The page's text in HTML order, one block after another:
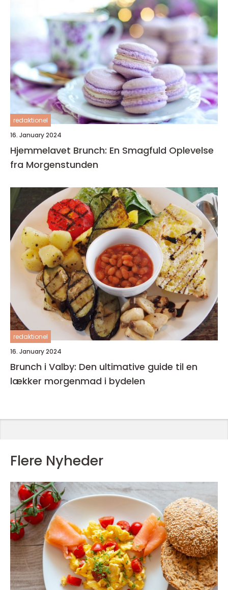
redaktionel
16. January 2024
Hjemmelavet Brunch: En Smagfuld Oplevelse
fra Morgenstunden
redaktionel
16. January 2024
Brunch i Valby: Den ultimative guide til en
lækker morgenmad i bydelen
Flere Nyheder